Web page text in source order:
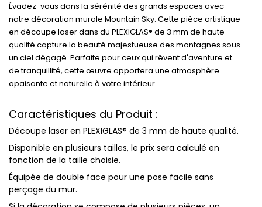
Évadez-vous dans la sérénité des grands espaces avec
notre décoration murale Mountain Sky. Cette pièce artistique
en découpe laserdans du PLEXIGLAS® de 3 mm de haute
qualité capture la beauté majestueuse des montagnes sous
un ciel dégagé. Parfaite pour ceux qui rêvent d'aventure et
de tranquillité, cette œuvre apportera une atmosphère
apaisante et naturelle à votre intérieur.
Caractéristiques du Produit :
Découpe laser en PLEXIGLAS® de 3 mm de haute qualité.
Disponible en plusieurs tailles, le prix sera calculé en
fonction de la taille choisie.
Équipée de double face pour une pose facile sans
perçage du mur.